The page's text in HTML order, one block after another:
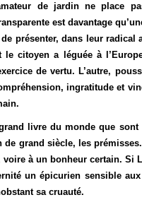
de jardin ne place
est davantage
présenter, dans leur
citoyen a léguée à
de vertu. L’autre,
ingratitude et
livre du monde que
grand siècle, les
à un bonheur certain. Si
un épicurien sensible
sa cruauté.